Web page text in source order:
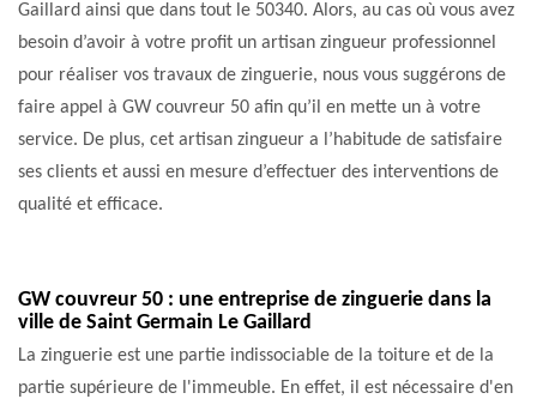
Gaillard ainsi que dans tout le 50340. Alors, au cas où vous avez
besoin d’avoir à votre profit un artisan zingueur professionnel
pour réaliser vos travaux de zinguerie, nous vous suggérons de
faire appel à GW couvreur 50 afin qu’il en mette un à votre
service. De plus, cet artisan zingueur a l’habitude de satisfaire
ses clients et aussi en mesure d’effectuer des interventions de
qualité et efficace.
GW couvreur 50 : une entreprise de zinguerie dans la
ville de Saint Germain Le Gaillard
La zinguerie est une partie indissociable de la toiture et de la
partie supérieure de l'immeuble. En effet, il est nécessaire d'en